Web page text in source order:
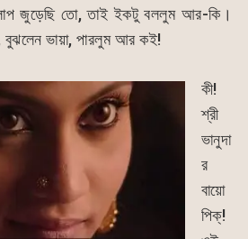
জুড়েছি তো, তাই ইকটু বললুম আর-কি।
বুঝলেন ভায়া, পারলুম আর কই!
কী!
শ্রী
ভানুদা
র
বায়ো
পিক্!